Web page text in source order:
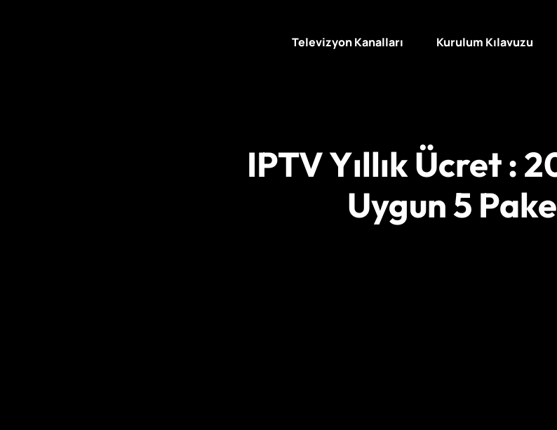
Televizyon Kanalları Kurulum Kılavuzu
IPTV Yıllık Ücret :
Uygun 5